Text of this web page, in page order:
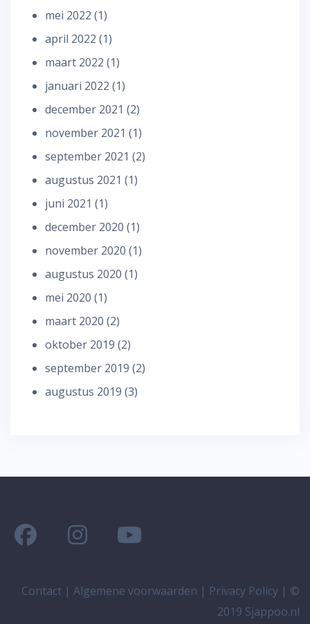
mei 2022 (1)
april 2022 (1)
maart 2022 (1)
januari 2022 (1)
december 2021 (2)
november 2021 (1)
september 2021 (2)
augustus 2021 (1)
juni 2021 (1)
december 2020 (1)
november 2020 (1)
augustus 2020 (1)
mei 2020 (1)
maart 2020 (2)
oktober 2019 (2)
september 2019 (2)
augustus 2019 (3)
Contact | Algemene voorwaarden | Privacy Policy | ©
2019 Sjappoo.nl